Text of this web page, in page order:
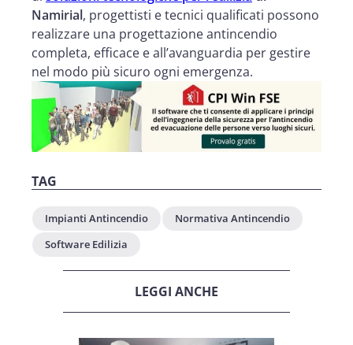
Namirial, progettisti e tecnici qualificati possono
realizzare una progettazione antincendio
completa, efficace e all’avanguardia per gestire
nel modo più sicuro ogni emergenza.
TAG
Impianti Antincendio
Normativa Antincendio
Software Edilizia
LEGGI ANCHE